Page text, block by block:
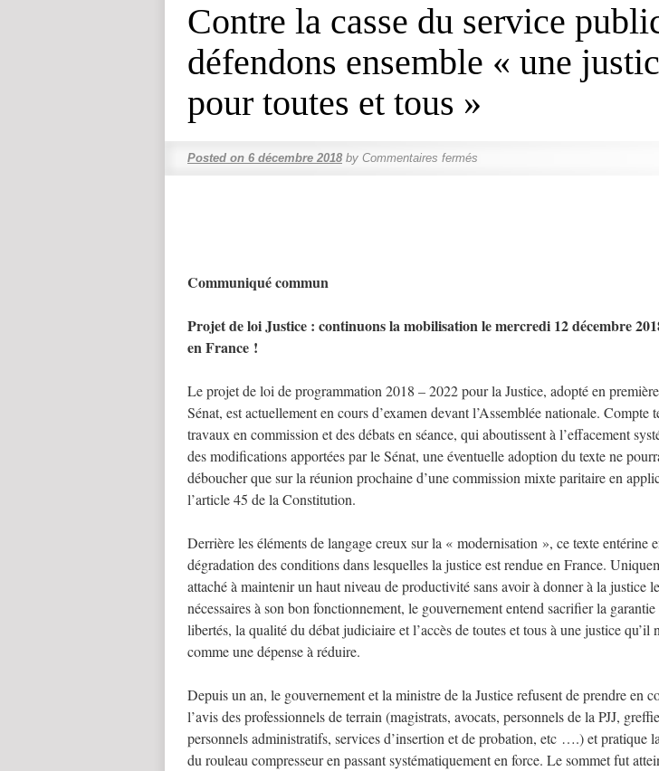
Contre la casse du service
défendons ensemble « une
pour toutes et tous »
Posted on 6 décembre 2018 by Commentaires fermés
Communiqué commun
Projet de loi Justice : continuons la mobilisation le mercredi 12 décembre
en France !
Le projet de loi de programmation 2018 – 2022 pour la Justice, adopté en
Sénat, est actuellement en cours d’examen devant l’Assemblée nationale. Compte
travaux en commission et des débats en séance, qui aboutissent à l’effacement
des modifications apportées par le Sénat, une éventuelle adoption du texte ne
déboucher que sur la réunion prochaine d’une commission mixte paritaire en
l’article 45 de la Constitution.
Derrière les éléments de langage creux sur la « modernisation », ce texte entérine
dégradation des conditions dans lesquelles la justice est rendue en France.
attaché à maintenir un haut niveau de productivité sans avoir à donner à la justice
nécessaires à son bon fonctionnement, le gouvernement entend sacrifier la garantie
libertés, la qualité du débat judiciaire et l’accès de toutes et tous à une justice qu’il
comme une dépense à réduire.
Depuis un an, le gouvernement et la ministre de la Justice refusent de prendre en
l’avis des professionnels de terrain (magistrats, avocats, personnels de la PJJ,
personnels administratifs, services d’insertion et de probation, etc ….) et pratique
du rouleau compresseur en passant systématiquement en force. Le sommet fut